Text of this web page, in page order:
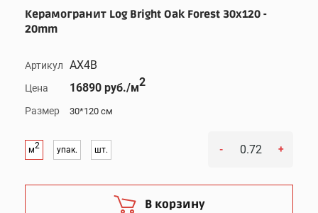
Керамогранит Log Bright Oak Forest 30x120 -
20mm
Артикул AX4B
Цена 16890 руб./м2
Размер 30*120 см
м2 упак. шт. - +
В корзину